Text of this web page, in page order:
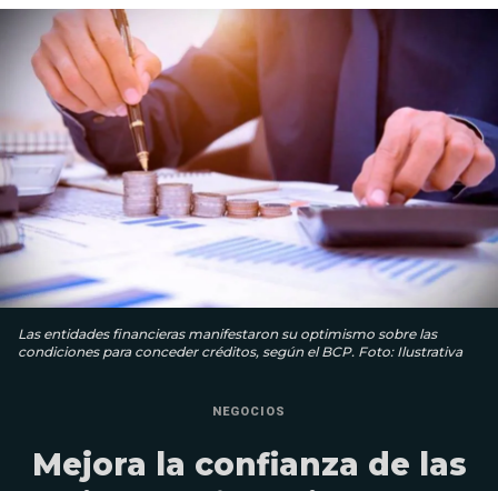
Las entidades financieras manifestaron su optimismo sobre las
condiciones para conceder créditos, según el BCP. Foto: Ilustrativa
NEGOCIOS
Mejora la confianza de las